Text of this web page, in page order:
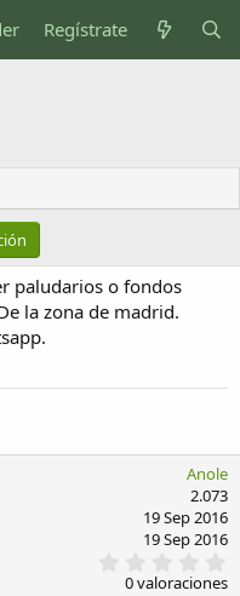
Regístrate
paludarios o fondos
la zona de madrid.
Anole
2.073
19 Sep 2016
19 Sep 2016
,
0 valoraciones